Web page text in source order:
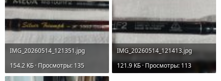
IMG_20260514_121351.jpg
154.2 КБ · Просмотры: 135
IMG_20260514_121413.jpg
121.9 КБ · Просмотры: 113